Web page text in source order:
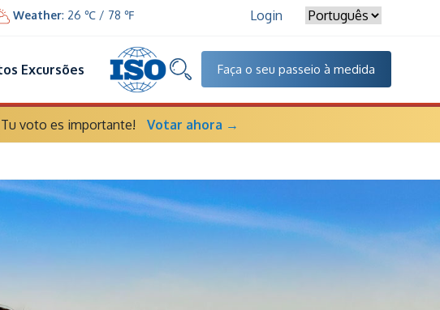
Weather: 26 ℃ / 78 ℉ Login
Excursões Faça o seu passeio à medida
voto es importante! Votar ahora →